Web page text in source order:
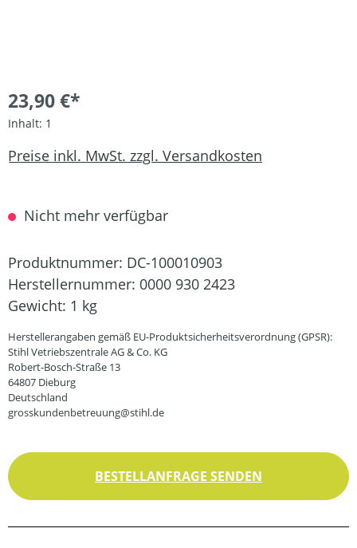
23,90 €*
Inhalt: 1
Preise inkl. MwSt. zzgl. Versandkosten
Nicht mehr verfügbar
Produktnummer: DC-100010903
Herstellernummer: 0000 930 2423
Gewicht: 1 kg
Herstellerangaben gemäß EU-Produktsicherheitsverordnung (GPSR):
Stihl Vetriebszentrale AG & Co. KG
Robert-Bosch-Straße 13
64807 Dieburg
Deutschland
grosskundenbetreuung@stihl.de
BESTELLANFRAGE SENDEN